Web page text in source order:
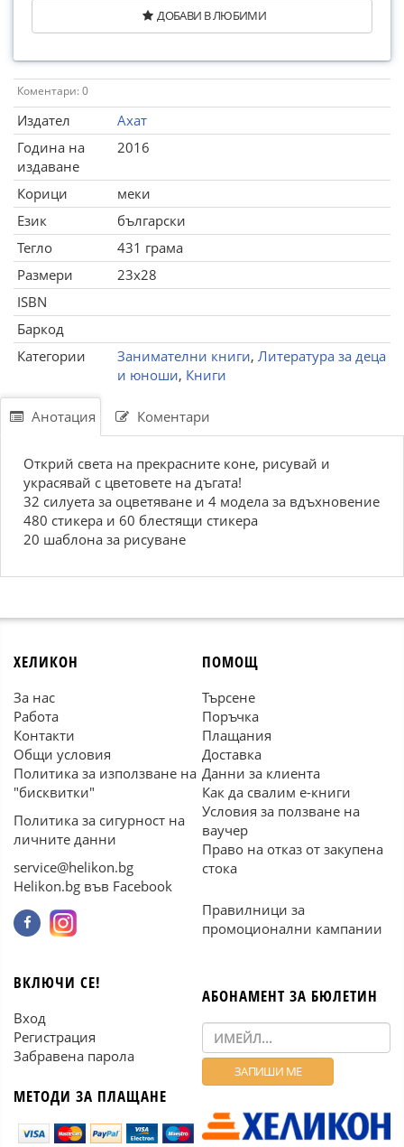
ДОБАВИ В ЛЮБИМИ
Коментари: 0
Издател
Ахат
Година на
издаване
2016
Корици
меки
Език
български
Тегло
431 грама
Размери
23x28
ISBN
Баркод
Категории
Занимателни книги, Литература за деца
и юноши, Книги
Анотация Коментари
Открий света на прекрасните коне, рисувай и
украсявай с цветовете на дъгата!
32 силуета за оцветяване и 4 модела за вдъхновение
480 стикера и 60 блестящи стикера
20 шаблона за рисуване
ХЕЛИКОН
За нас
Работа
Контакти
Общи условия
Политика за използване на
"бисквитки"
Политика за сигурност на
личните данни
service@helikon.bg
Helikon.bg във Facebook
ПОМОЩ
Търсене
Поръчка
Плащания
Доставка
Данни за клиента
Как да свалим е-книги
Условия за ползване на
ваучер
Право на отказ от закупена
стока
Правилници за
промоционални кампании
ВКЛЮЧИ СЕ!
Вход
Регистрация
Забравена парола
МЕТОДИ ЗА ПЛАЩАНЕ
АБОНАМЕНТ ЗА БЮЛЕТИН